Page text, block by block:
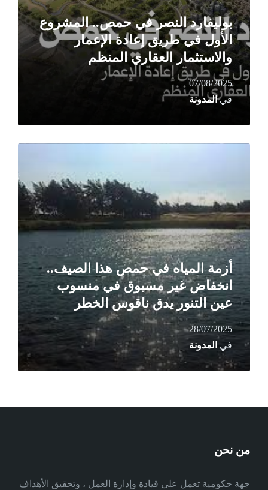
بوليفارد النصر في حمص.. المشروع
الأول في طريق إعادة الإعمار
والاستثمار العقاري المنظم
07/08/2025
فيالمدونة
أزمة المياه في حمص هذا الصيف..
انخفاض غير مسبوق في منسوب
عين التنور يدق ناقوس الخطر
28/07/2025
في المدونة
Read
من نحن
جهة حكومية تعمل على قيادة وإدارة العمل ، وتحقيق الأهداف